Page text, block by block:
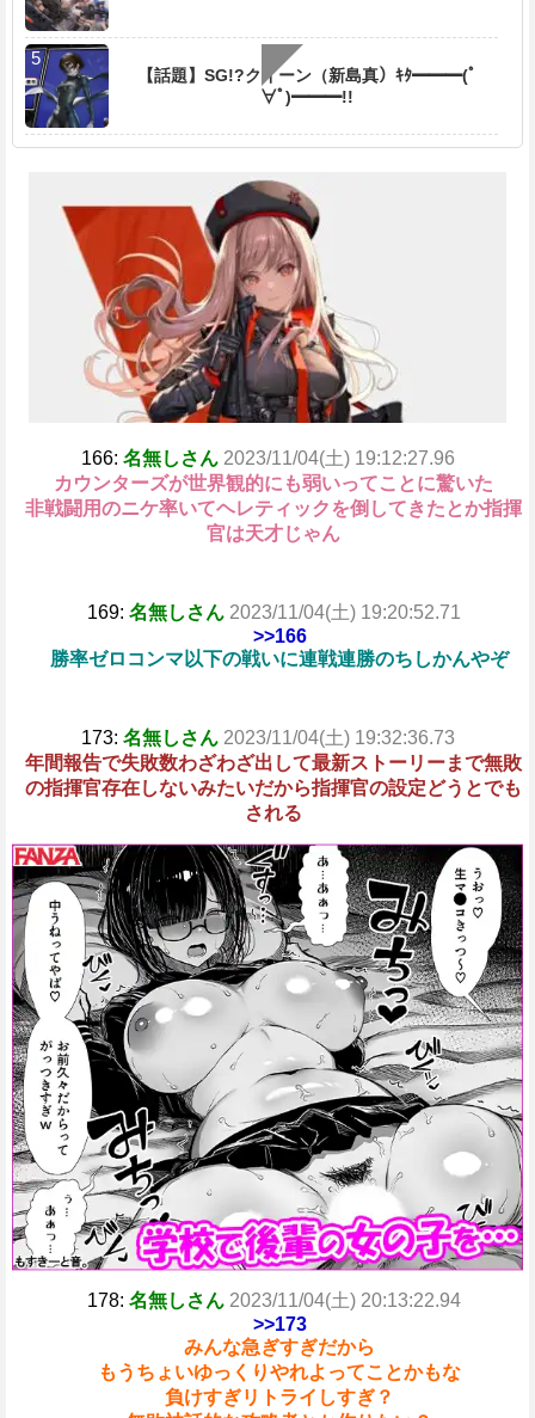
【話題】SG!?クイーン（新島真）ｷﾀ━━━(ﾟ
∀ﾟ)━━━!!
166: 名無しさん 2023/11/04(土) 19:12:27.96
カウンターズが世界観的にも弱いってことに驚いた
非戦闘用のニケ率いてヘレティックを倒してきたとか指揮
官は天才じゃん
169: 名無しさん 2023/11/04(土) 19:20:52.71
>>166
勝率ゼロコンマ以下の戦いに連戦連勝のちしかんやぞ
173: 名無しさん 2023/11/04(土) 19:32:36.73
年間報告で失敗数わざわざ出して最新ストーリーまで無敗
の指揮官存在しないみたいだから指揮官の設定どうとでも
される
178: 名無しさん 2023/11/04(土) 20:13:22.94
>>173
みんな急ぎすぎだから
もうちょいゆっくりやれよってことかもな
負けすぎリトライしすぎ？